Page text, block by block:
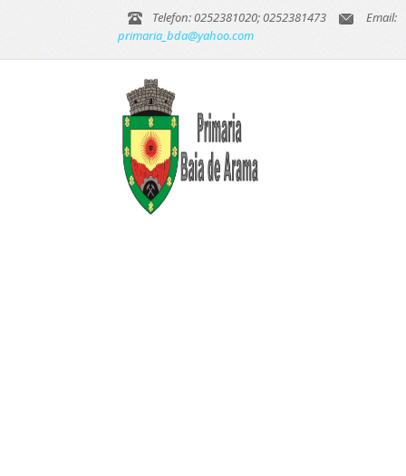
Telefon: 0252381020; 0252381473
Email:
primaria_bda@yahoo.com